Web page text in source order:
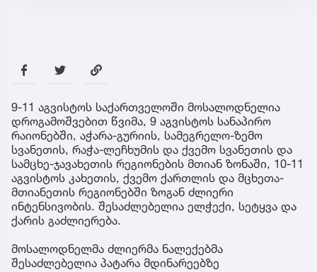
9-11 აგვისტოს საქართველოში მოსალოდნელია
დროგამოშვებით წვიმა, 9 აგვისტოს სანაპირო
რაიონებში, აჭარა-გურიის, სამეგრელო-ზემო
სვანეთის, რაჭა-ლეჩხუმის და ქვემო სვანეთის და
სამცხე-ჯავახეთის რეგიონების მთიან ზონაში, 10-11
აგვისტოს კახეთის, ქვემო ქართლის და მცხეთა-
მთიანეთის რეგიონებში ზოგან ძლიერი
ინტენსივობის. შესაძლებელია ელჭექი, სეტყვა და
ქარის გაძლიერება.
მოსალოდნელმა ძლიერმა ნალექებმა
შესაძლებელია პატარა მდინარეებზე